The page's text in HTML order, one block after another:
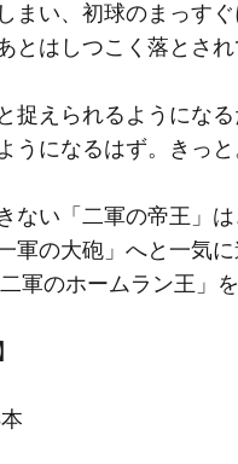
まい、初球のまっす
とはしつこく落とさ
捉えられるようにな
うになるはず。きっと
ない「二軍の帝王」
軍の大砲」へと一気
軍のホームラン王」